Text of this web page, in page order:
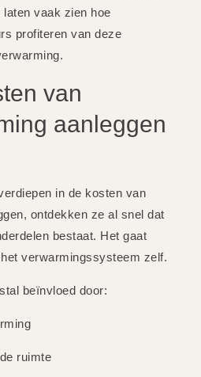
vaak zien hoe
profiteren van deze
van
aanleggen
in de kosten van
ontdekken ze al snel dat
bestaat. Het gaat
verwarmingssysteem zelf.
beïnvloed door:
ruimte